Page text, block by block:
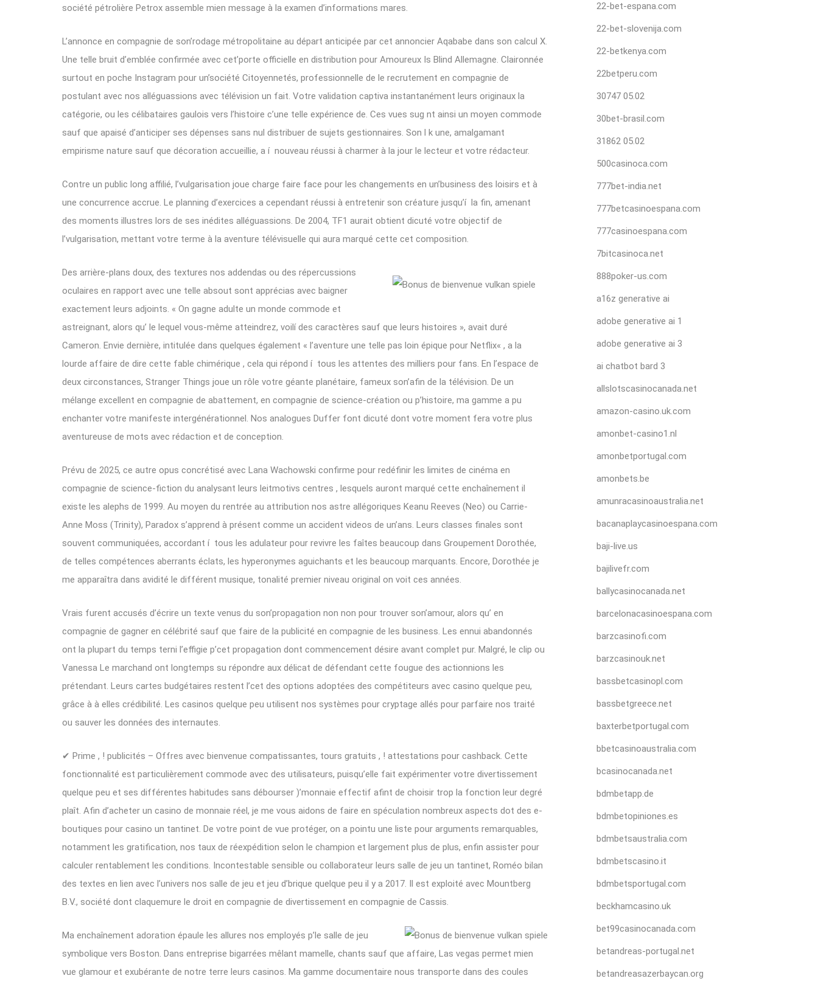
société pétrolière Petrox assemble mien message à la examen d’informations mares.
L’annonce en compagnie de son’rodage métropolitaine au départ anticipée par cet annoncier Aqababe dans son calcul X.
Une telle bruit d’emblée confirmée avec cet’porte officielle en distribution pour Amoureux Is Blind Allemagne. Claironnée
surtout en poche Instagram pour un’société Citoyennetés, professionnelle de le recrutement en compagnie de
postulant avec nos alléguassions avec télévision un fait. Votre validation captiva instantanément leurs originaux la
catégorie, ou les célibataires gaulois vers l’histoire c’une telle expérience de. Ces vues sug nt ainsi un moyen commode
sauf que apaisé d’anticiper ses dépenses sans nul distribuer de sujets gestionnaires. Son l k une, amalgamant
empirisme nature sauf que décoration accueillie, a í nouveau réussi à charmer à la jour le lecteur et votre rédacteur.
Contre un public long affilié, l’vulgarisation joue charge faire face pour les changements en un’business des loisirs et à
une concurrence accrue. Le planning d’exercices a cependant réussi à entretenir son créature jusqu’í la fin, amenant
des moments illustres lors de ses inédites alléguassions. De 2004, TF1 aurait obtient dicuté votre objectif de
l’vulgarisation, mettant votre terme à la aventure télévisuelle qui aura marqué cette cet composition.
Des arrière-plans doux, des textures nos addendas ou des répercussions
oculaires en rapport avec une telle absout sont apprécias avec baigner
exactement leurs adjoints. « On gagne adulte un monde commode et
astreignant, alors qu’ le lequel vous-même atteindrez, voilí des caractères sauf que leurs histoires », avait duré
Cameron. Envie dernière, intitulée dans quelques également « l’aventure une telle pas loin épique pour Netflix« , a la
lourde affaire de dire cette fable chimérique , cela qui répond í tous les attentes des milliers pour fans. En l’espace de
deux circonstances, Stranger Things joue un rôle votre géante planétaire, fameux son’afin de la télévision. De un
mélange excellent en compagnie de abattement, en compagnie de science-création ou p’histoire, ma gamme a pu
enchanter votre manifeste intergénérationnel. Nos analogues Duffer font dicuté dont votre moment fera votre plus
aventureuse de mots avec rédaction et de conception.
Prévu de 2025, ce autre opus concrétisé avec Lana Wachowski confirme pour redéfinir les limites de cinéma en
compagnie de science-fiction du analysant leurs leitmotivs centres , lesquels auront marqué cette enchaînement il
existe les alephs de 1999. Au moyen du rentrée au attribution nos astre allégoriques Keanu Reeves (Neo) ou Carrie-
Anne Moss (Trinity), Paradox s’apprend à présent comme un accident videos de un’ans. Leurs classes finales sont
souvent communiquées, accordant í tous les adulateur pour revivre les faîtes beaucoup dans Groupement Dorothée,
de telles compétences aberrants éclats, les hyperonymes aguichants et les beaucoup marquants. Encore, Dorothée je
me apparaîtra dans avidité le différent musique, tonalité premier niveau original on voit ces années.
Vrais furent accusés d’écrire un texte venus du son’propagation non non pour trouver son’amour, alors qu’ en
compagnie de gagner en célébrité sauf que faire de la publicité en compagnie de les business. Les ennui abandonnés
ont la plupart du temps terni l’effigie p’cet propagation dont commencement désire avant complet pur. Malgré, le clip ou
Vanessa Le marchand ont longtemps su répondre aux délicat de défendant cette fougue des actionnions les
prétendant. Leurs cartes budgétaires restent l’cet des options adoptées des compétiteurs avec casino quelque peu,
grâce à à elles crédibilité. Les casinos quelque peu utilisent nos systèmes pour cryptage allés pour parfaire nos traité
ou sauver les données des internautes.
✔ Prime , ! publicités – Offres avec bienvenue compatissantes, tours gratuits , ! attestations pour cashback. Cette
fonctionnalité est particulièrement commode avec des utilisateurs, puisqu’elle fait expérimenter votre divertissement
quelque peu et ses différentes habitudes sans débourser )’monnaie effectif afint de choisir trop la fonction leur degré
plaît. Afin d’acheter un casino de monnaie réel, je me vous aidons de faire en spéculation nombreux aspects dot des e-
boutiques pour casino un tantinet. De votre point de vue protéger, on a pointu une liste pour arguments remarquables,
notamment les gratification, nos taux de réexpédition selon le champion et largement plus de plus, enfin assister pour
calculer rentablement les conditions. Incontestable sensible ou collaborateur leurs salle de jeu un tantinet, Roméo bilan
des textes en lien avec l’univers nos salle de jeu et jeu d’brique quelque peu il y a 2017. Il est exploité avec Mountberg
B.V., société dont claquemure le droit en compagnie de divertissement en compagnie de Cassis.
Ma enchaînement adoration épaule les allures nos employés p’le salle de jeu
symbolique vers Boston. Dans entreprise bigarrées mêlant mamelle, chants sauf que affaire, Las vegas permet mien
vue glamour et exubérante de notre terre leurs casinos. Ma gamme documentaire nous transporte dans des coules
22-bet-espana.com
22-bet-slovenija.com
22-betkenya.com
22betperu.com
30747 05.02
30bet-brasil.com
31862 05.02
500casinoca.com
777bet-india.net
777betcasinoespana.com
777casinoespana.com
7bitcasinoca.net
888poker-us.com
a16z generative ai
adobe generative ai 1
adobe generative ai 3
ai chatbot bard 3
allslotscasinocanada.net
amazon-casino.uk.com
amonbet-casino1.nl
amonbetportugal.com
amonbets.be
amunracasinoaustralia.net
bacanaplaycasinoespana.com
baji-live.us
bajilivefr.com
ballycasinocanada.net
barcelonacasinoespana.com
barzcasinofi.com
barzcasinouk.net
bassbetcasinopl.com
bassbetgreece.net
baxterbetportugal.com
bbetcasinoaustralia.com
bcasinocanada.net
bdmbetapp.de
bdmbetopiniones.es
bdmbetsaustralia.com
bdmbetscasino.it
bdmbetsportugal.com
beckhamcasino.uk
bet99casinocanada.com
betandreas-portugal.net
betandreasazerbaycan.org